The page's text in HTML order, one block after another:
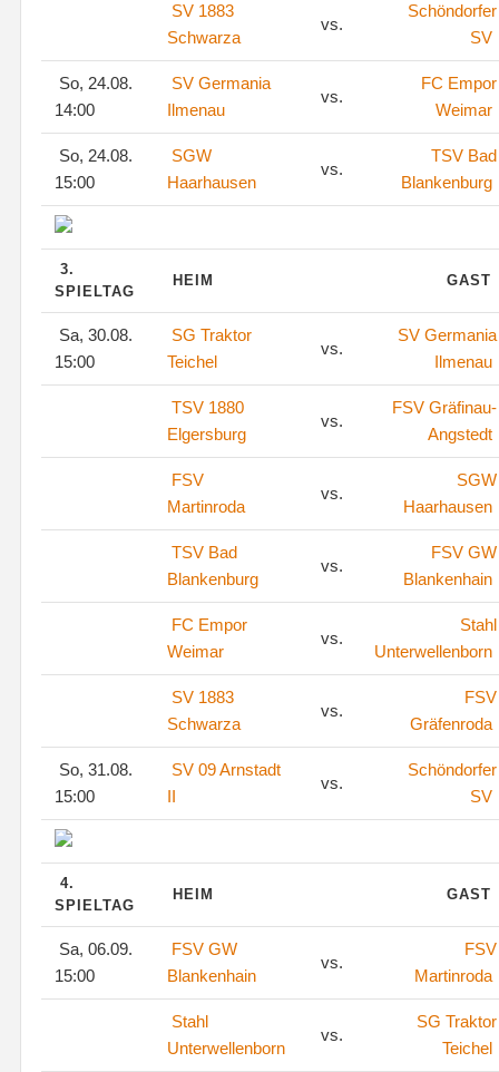
SV 1883
Schwarza
vs.
Schöndorfer
SV
So, 24.08.
14:00
SV Germania
Ilmenau
vs.
FC Empor
Weimar
So, 24.08.
15:00
SGW
Haarhausen
vs.
TSV Bad
Blankenburg
3.
SPIELTAG
HEIM GAST
Sa, 30.08.
15:00
SG Traktor
Teichel
vs.
SV Germania
Ilmenau
TSV 1880
Elgersburg
vs.
FSV Gräfinau-
Angstedt
FSV
Martinroda
vs.
SGW
Haarhausen
TSV Bad
Blankenburg
vs.
FSV GW
Blankenhain
FC Empor
Weimar
vs.
Stahl
Unterwellenborn
SV 1883
Schwarza
vs.
FSV
Gräfenroda
So, 31.08.
15:00
SV 09 Arnstadt
II
vs.
Schöndorfer
SV
4.
SPIELTAG
HEIM GAST
Sa, 06.09.
15:00
FSV GW
Blankenhain
vs.
FSV
Martinroda
Stahl
Unterwellenborn
vs.
SG Traktor
Teichel